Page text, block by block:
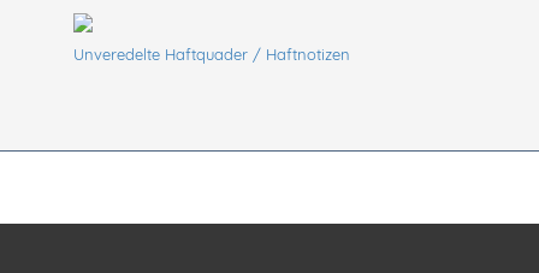
Unveredelte Haftquader / Haftnotizen